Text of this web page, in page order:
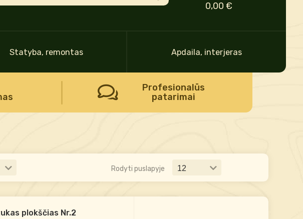
0,00 €
Statyba, remontas Apdaila, interjeras
Profesionalūs
patarimai
Rodyti puslapyje
plokščias Nr.2